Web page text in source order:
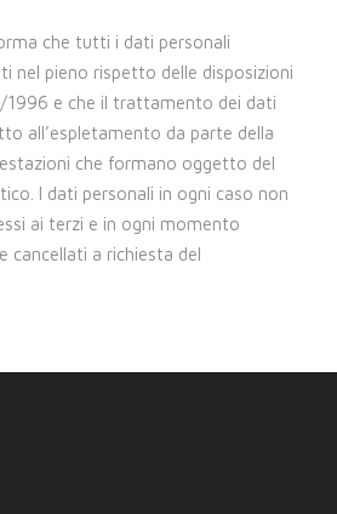
che tutti i dati personali
nel pieno rispetto delle disposizioni
1996 e che il trattamento dei dati
all’espletamento da parte della
che formano oggetto del
I dati personali in ogni caso non
ai terzi e in ogni momento
cancellati a richiesta del